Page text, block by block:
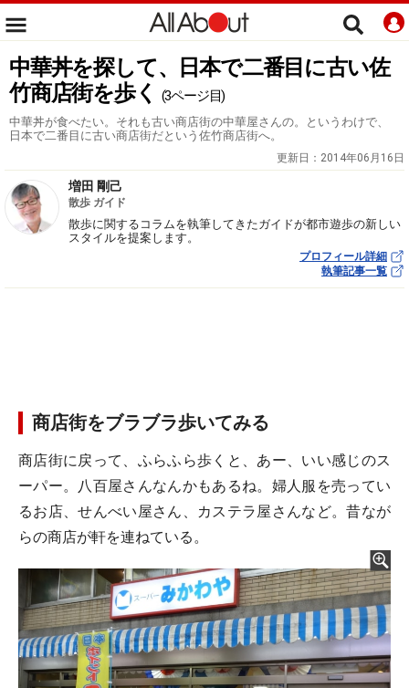
中華丼を探して、日本で二番目に古い佐
竹商店街を歩く
(3ページ目)
中華丼が食べたい。それも古い商店街の中華屋さんの。というわけで、
日本で二番目に古い商店街だという佐竹商店街へ。
更新日： 2014年06月16日
増田 剛己
散歩 ガイド
散歩に関するコラムを執筆してきたガイドが都市遊歩の新しい
スタイルを提案します。
プロフィール詳細
執筆記事一覧
商店街をブラブラ歩いてみる
商店街に戻って、ふらふら歩くと、あー、いい感じのス
ーパー。八百屋さんなんかもあるね。婦人服を売ってい
るお店、せんべい屋さん、カステラ屋さんなど。昔なが
らの商店が軒を連ねている。